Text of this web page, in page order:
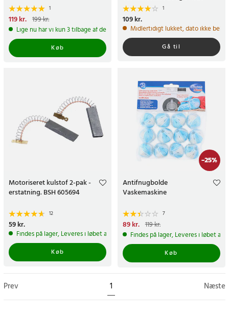
1
Nuværende pris
119 kr.Tidligere pris:199 kr.
119 kr. 199 kr.
Lige nu har vi kun 3 tilbage af dette produkt
Køb
1
Pris:109 kr.
109 kr.
Midlertidigt lukket, dato ikke
Gå til
Motoriseret kulstof 2-pak -
erstatning. BSH 605694
12
Pris:59 kr.
59 kr.
Findes på lager, Leveres i løbet af 1-2 hverdage
Køb
-25%
Antifnugbolde
Vaskemaskine
7
Nuværende pris
pris:119 kr.
89 kr. 119 kr.
Findes på lager, Leveres i løbet af
Køb
Prev 1 Næste